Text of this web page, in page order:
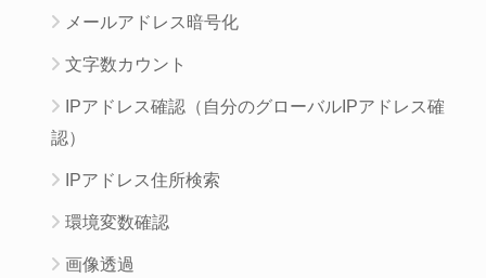
メールアドレス暗号化
文字数カウント
IPアドレス確認（自分のグローバルIPアドレス確
認）
IPアドレス住所検索
環境変数確認
画像透過